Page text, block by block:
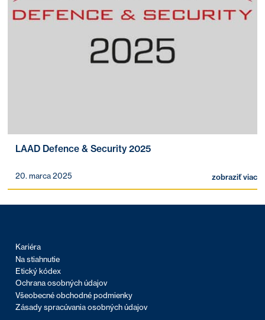
LAAD Defence & Security 2025
20. marca 2025 zobraziť viac
Kariéra
Na stiahnutie
Etický kódex
Ochrana osobných údajov
Všeobecné obchodné podmienky
Zásady spracúvania osobných údajov